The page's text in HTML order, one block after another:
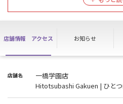
ご理解・ご協力のほどよろしくお
今月のキャンペーンと併用可能で
の上ご来店ください。
※事前WEB入会は割引の対象外と
※通常キャンペーン割引のみご希
店舗情報 アクセス お知らせ
店舗名
一橋学園店
Hitotsubashi Gakuen | ひと